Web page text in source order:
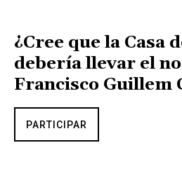
¿Cree que la Casa
debería llevar el
Francisco Guillem
PARTICIPAR